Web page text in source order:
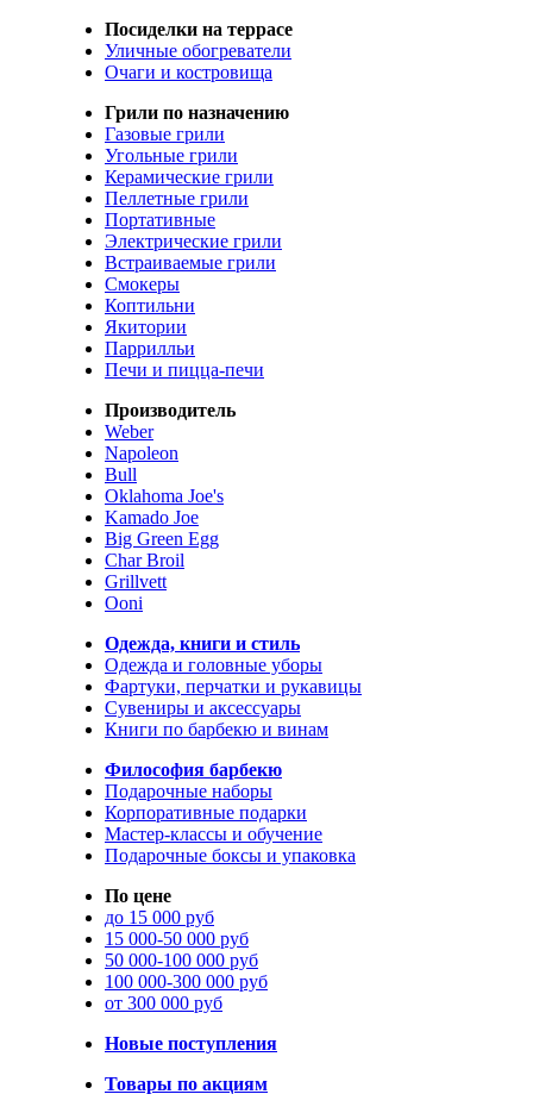
Посиделки на террасе
Уличные обогреватели
Очаги и костровища
Грили по назначению
Газовые грили
Угольные грили
Керамические грили
Пеллетные грили
Портативные
Электрические грили
Встраиваемые грили
Смокеры
Коптильни
Якитории
Паррилльи
Печи и пицца-печи
Производитель
Weber
Napoleon
Bull
Oklahoma Joe's
Kamado Joe
Big Green Egg
Char Broil
Grillvett
Ooni
Одежда, книги и стиль
Одежда и головные уборы
Фартуки, перчатки и рукавицы
Сувениры и аксессуары
Книги по барбекю и винам
Философия барбекю
Подарочные наборы
Корпоративные подарки
Мастер-классы и обучение
Подарочные боксы и упаковка
По цене
до 15 000 руб
15 000-50 000 руб
50 000-100 000 руб
100 000-300 000 руб
от 300 000 руб
Новые поступления
Товары по акциям